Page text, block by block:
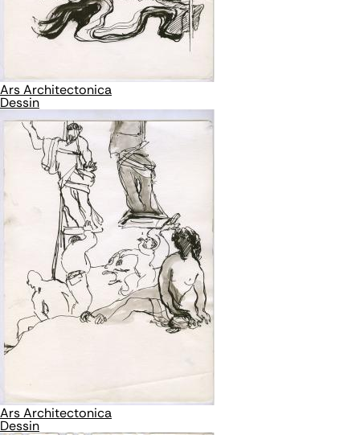
Ars Architectonica
Dessin
Ars Architectonica
Dessin